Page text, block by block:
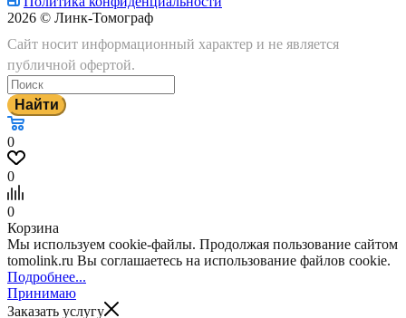
2026 © Линк-Томограф
Сайт носит информационный характер и не является
публичной офертой.
Найти
0
0
0
Корзина
Мы используем cookie-файлы. Продолжая пользование сайтом
tomolink.ru Вы соглашаетесь на использование файлов cookie.
Подробнее...
Принимаю
Заказать услугу